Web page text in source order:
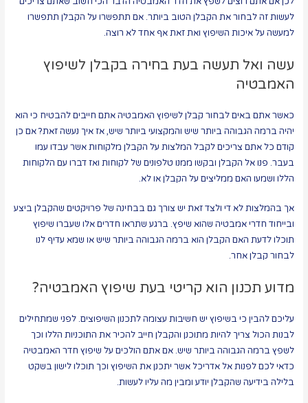
לעשות זה לבחור את הקבלן הטוב ביותר. אם תתפשרו על הקבלן תתפשרו
למעשה על איכות השיפוץ ואת זאת אף אחד לא רוצה.
עשה ואל תעשה בעת בחירה בקבלן לשיפוץ
האמבטיה
כאשר אתם באים לבחור קבלן לשיפוץ האמבטיה אתם חייבים להבטיח כי הוא
יהיה ברמה הגבוהה ביותר שיש והמקצועי ביותר שיש, אז איך נעשה זאת? אם כן
קודם כל אתם צריכים לקבל המלצות על הקבלן מלקוחות אשר עבדו עמו
בעבר. פנו אל הקבלן ובקשו ממנו טלפונים של לקוחות ואז דברו עם הלקוחות
הללו ושמעו האם ממליצים על הקבלן או לא.
אך בהמלצות לא די ולצד זאת יש צורך גם בבחינה של פרויקטים שהקבלן ביצע
ובייחוד חדרי אמבטיה שהוא שיפץ. ברגע שתראו חדרים אלו שעברו שיפוץ
תוכלו לדעת האם הקבלן הוא ברמה הגבוהה ביותר שיש או שמא עדיף לנו
לבחור קבלן אחר.
מדוע תכנון הוא קריטי בעת שיפוץ האמבטיה?
עליכם להבין כי בשיפוץ יש חשיבות עצומה לתכנון השיפוצים. לפני שמתחילים
לבנות הכול צריך להיות מתוכנן והקבלן חייב להכיר את התוכניות הללו וכך
לשפץ ברמה הגבוהה ביותר שיש. אם אתם הולכים על שיפוץ חדר האמבטיה
כדאי לכם לפנות אל אדריכל אשר יתכנן את השיפוץ וכך תוכלו לישון בשקט
בלילה בידיעה שהקבלן יודע ומבין מה עליו לעשות.